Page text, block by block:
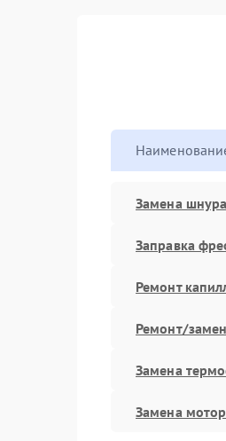
Замена
Заправка
Ремонт
Ремонт/
Замена
Замена